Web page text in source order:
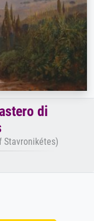
di
Stavronikétes)